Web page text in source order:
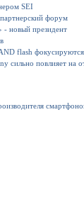
SEI
форум
- новый президент
flash
сильно повлияет на